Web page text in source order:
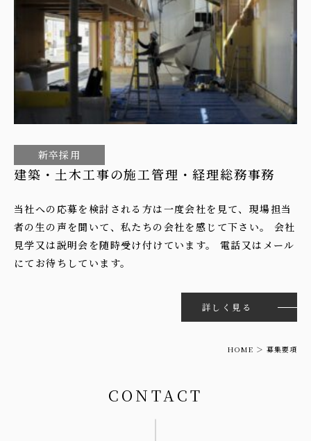
新卒採用
建築・土木工事の施工管理・経理総務事務
当社への応募を検討される方は一度会社を見て、現場担当
者の生の声を聞いて、私たちの会社を感じて下さい。 会社
見学又は説明会を随時受け付けています。 電話又はメール
にてお待ちしています。
詳しく見る
HOME 募集要項
CONTACT